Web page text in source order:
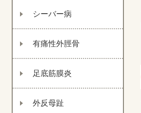
シーバー病
有痛性外脛骨
足底筋膜炎
外反母趾